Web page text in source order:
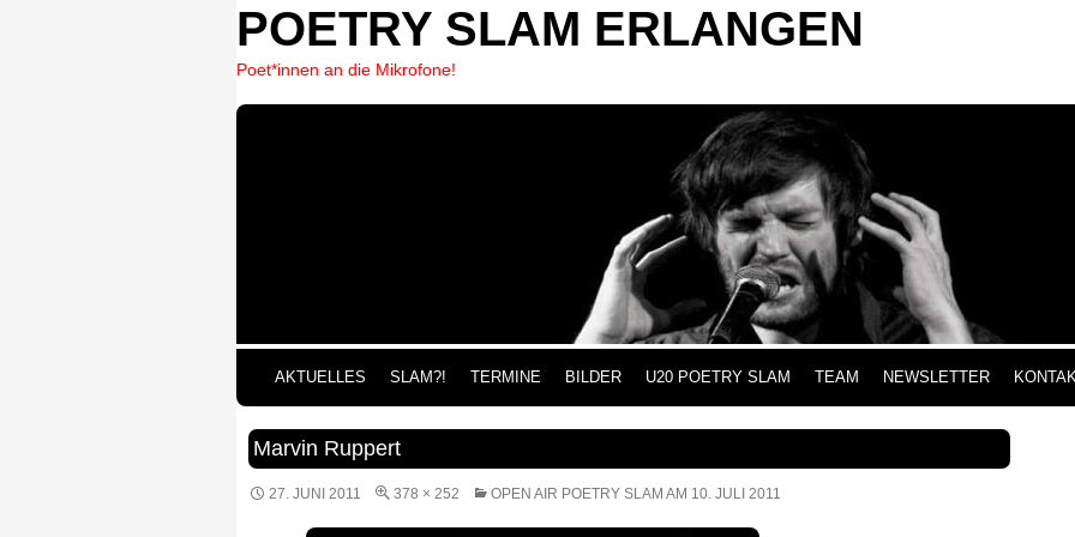
POETRY SLAM ERLANGEN
Poet*innen an die Mikrofone!
AKTUELLES
SLAM?! TERMINE BILDER U20 POETRY SLAM TEAM NEWSLETTER
Marvin Ruppert
27. JUNI 2011 378 × 252 OPEN AIR POETRY SLAM AM 10. JULI 2011